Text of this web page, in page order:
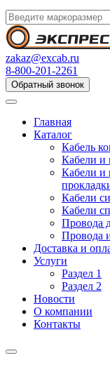
zakaz@excab.ru
8-800-201-2261
Обратный звонок
Главная
Каталог
Кабель
Кабели и
Кабели и
Кабели
Кабели
Провода
Провода
Доставка и
Услуги
Раздел 1
Раздел 2
Новости
О компании
Контакты